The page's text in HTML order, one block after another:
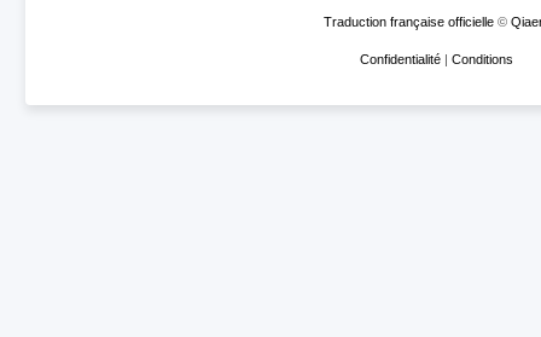
Traduction française officielle©
Confidentialité | Conditions